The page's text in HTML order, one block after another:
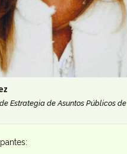
Estrategia de Asuntos Públicos de